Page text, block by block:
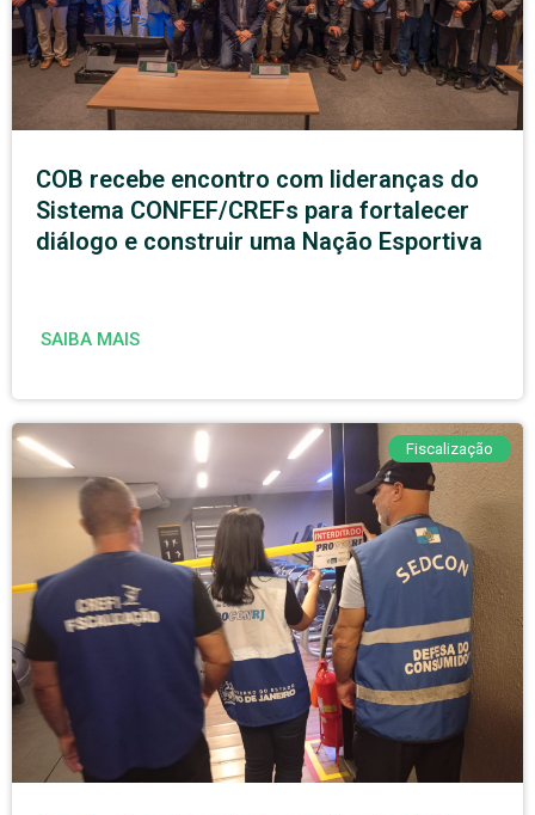
COB recebe encontro com lideranças do
Sistema CONFEF/CREFs para fortalecer
diálogo e construir uma Nação Esportiva
SAIBA MAIS
Fiscalização